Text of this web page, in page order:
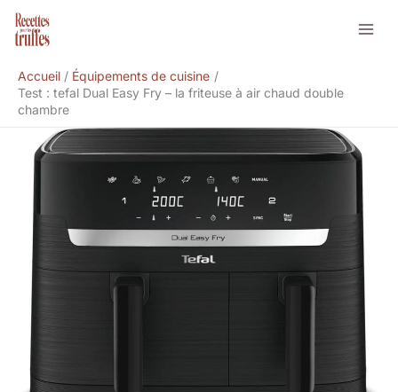
Aller
Accueil
Équipements de cuisine
Test : tefal Dual Easy Fry – la friteuse à air chaud double
chambre
Rechercher